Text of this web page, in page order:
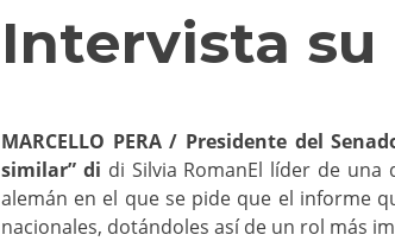
Intervista su
MARCELLO PERA / Presidente del
similar” di di Silvia RomanEl líder de
alemán en el que se pide que el informe
nacionales, dotándoles así de un rol más